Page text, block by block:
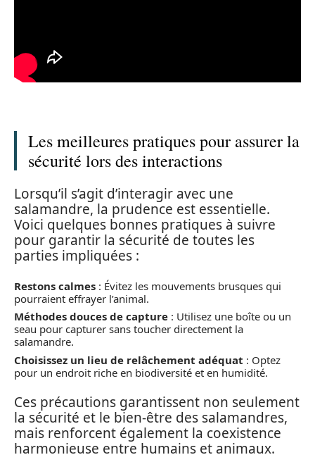
Les meilleures pratiques pour assurer la
sécurité lors des interactions
Lorsqu’il s’agit d’interagir avec une
salamandre, la prudence est essentielle.
Voici quelques bonnes pratiques à suivre
pour garantir la sécurité de toutes les
parties impliquées :
Restons calmes : Évitez les mouvements brusques qui
pourraient effrayer l’animal.
Méthodes douces de capture : Utilisez une boîte ou un
seau pour capturer sans toucher directement la
salamandre.
Choisissez un lieu de relâchement adéquat : Optez
pour un endroit riche en biodiversité et en humidité.
Ces précautions garantissent non seulement
la sécurité et le bien-être des salamandres,
mais renforcent également la coexistence
harmonieuse entre humains et animaux.